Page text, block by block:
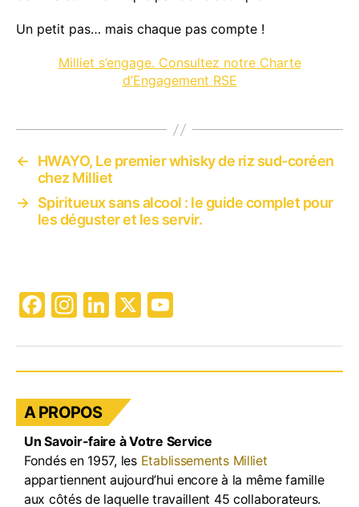
Un petit pas… mais chaque pas compte !
Milliet s’engage. Consultez notre Charte
d’Engagement RSE
←
HWAYO, Le premier whisky de riz sud-coréen
chez Milliet
→ Spiritueux sans alcool : le guide complet pour
les déguster et les servir.
F
c
e
b
o
o
k
In
a
gr
a
m
Li
k
e
dI
n
X
u
T
b
e
A PROPOS
Un Savoir-faire à Votre Service
Fondés en 1957, les Etablissements Milliet
appartiennent aujourd’hui encore à la même famille
aux côtés de laquelle travaillent 45 collaborateurs.